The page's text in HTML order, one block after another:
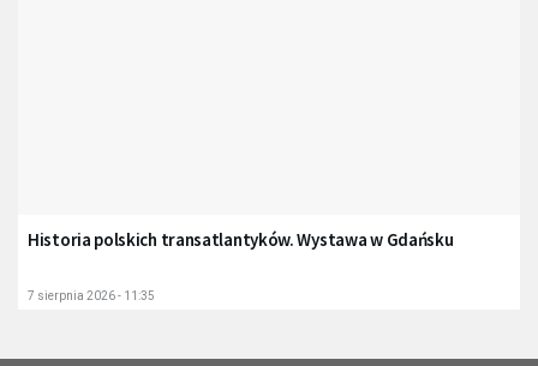
Historia polskich transatlantyków. Wystawa w Gdańsku
7 sierpnia 2026 - 11:35